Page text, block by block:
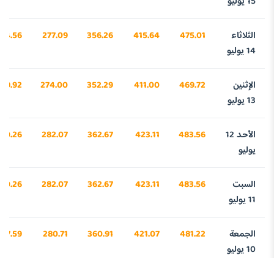
الثلاثاء
14 يوليو
475.01
415.64
356.26
277.09
الإثنين
13 يوليو
469.72
411.00
352.29
274.00
الأحد 12
يوليو
483.56
423.11
362.67
282.07
السبت
11 يوليو
483.56
423.11
362.67
282.07
الجمعة
10 يوليو
481.22
421.07
360.91
280.71